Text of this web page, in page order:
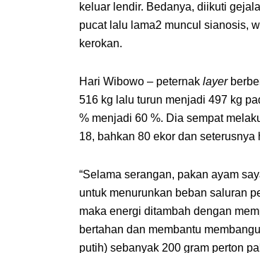
keluar lendir. Bedanya, diikuti
pucat lalu lama2 muncul sianosis,
kerokan.
Hari Wibowo – peternak layer
516 kg lalu turun menjadi 497 kg
% menjadi 60 %. Dia sempat
18, bahkan 80 ekor dan
“Selama serangan, pakan ayam
untuk menurunkan beban saluran
maka energi ditambah dengan
bertahan dan membantu
putih) sebanyak 200 gram perton